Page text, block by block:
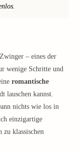
– eines der
wenige Schritte und
romantische
lauschen kannst.
nichts wie los in
einzigartige
klassischen